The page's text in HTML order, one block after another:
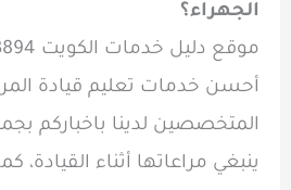
الجهراء؟
أحسن خدمات تعليم قيادة
المتخصصين لدينا باخباركم
ينبغي مراعاتها أثناء القيادة،